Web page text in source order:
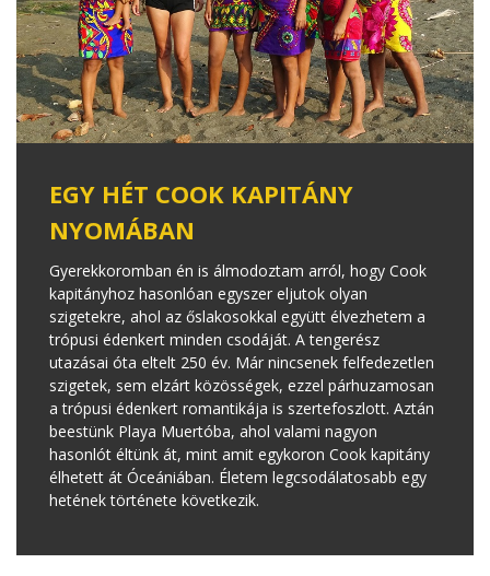
EGY HÉT COOK KAPITÁNY
NYOMÁBAN
Gyerekkoromban én is álmodoztam arról, hogy Cook
kapitányhoz hasonlóan egyszer eljutok olyan
szigetekre, ahol az őslakosokkal együtt élvezhetem a
trópusi édenkert minden csodáját. A tengerész
utazásai óta eltelt 250 év. Már nincsenek felfedezetlen
szigetek, sem elzárt közösségek, ezzel párhuzamosan
a trópusi édenkert romantikája is szertefoszlott. Aztán
beestünk Playa Muertóba, ahol valami nagyon
hasonlót éltünk át, mint amit egykoron Cook kapitány
élhetett át Óceániában. Életem legcsodálatosabb egy
hetének története következik.